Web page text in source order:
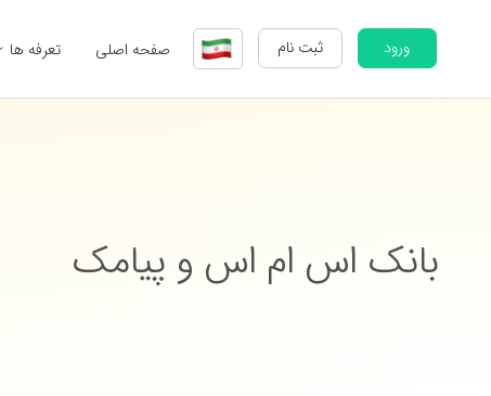
ورود ثبت نام صفحه اصلی تعرفه ها
بانک اس ام اس و پیامک